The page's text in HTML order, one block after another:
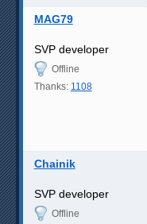
MAG79
SVP developer
Offline
Thanks: 1108
Chainik
SVP developer
Offline